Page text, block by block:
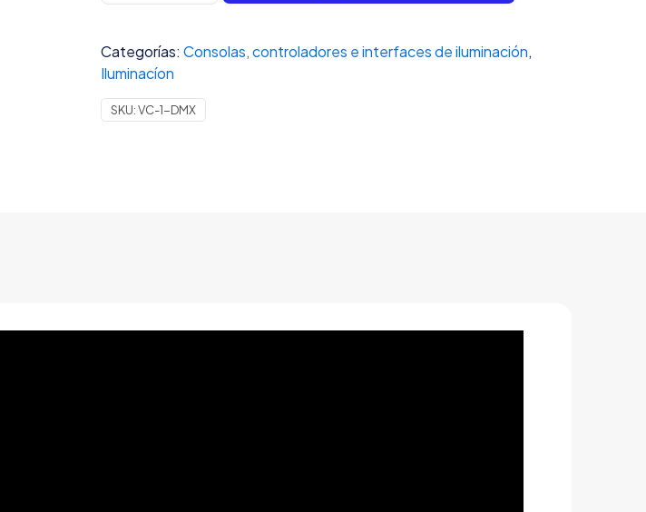
1-
Conversor
de
iluminación
de
Categorías: Consolas, controladores e interfaces de iluminación,
Iluminacíon
SKU:VC-1-DMX